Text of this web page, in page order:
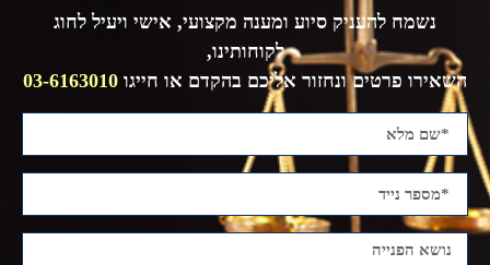
נשמח להעניק סיוע ומענה מקצועי, אישי ויעיל לחוג
לקוחותינו,
השאירו פרטים ונחזור אליכם בהקדם או חייגו 03-6163010